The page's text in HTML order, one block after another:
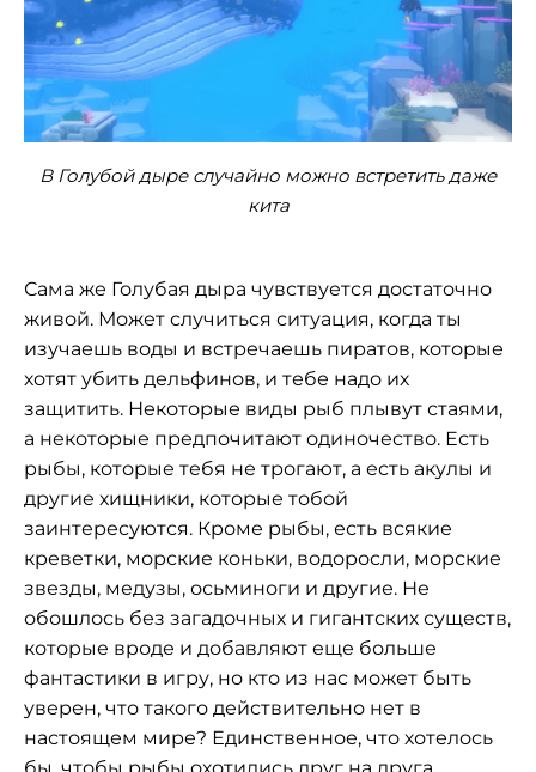
В Голубой дыре случайно можно встретить даже
кита
Сама же Голубая дыра чувствуется достаточно
живой. Может случиться ситуация, когда ты
изучаешь воды и встречаешь пиратов, которые
хотят убить дельфинов, и тебе надо их
защитить. Некоторые виды рыб плывут стаями,
а некоторые предпочитают одиночество. Есть
рыбы, которые тебя не трогают, а есть акулы и
другие хищники, которые тобой
заинтересуются. Кроме рыбы, есть всякие
креветки, морские коньки, водоросли, морские
звезды, медузы, осьминоги и другие. Не
обошлось без загадочных и гигантских существ,
которые вроде и добавляют еще больше
фантастики в игру, но кто из нас может быть
уверен, что такого действительно нет в
настоящем мире? Единственное, что хотелось